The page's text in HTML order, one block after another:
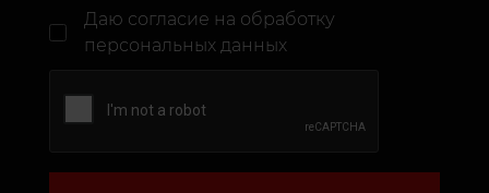
Даю согласие на обработку
персональных данных